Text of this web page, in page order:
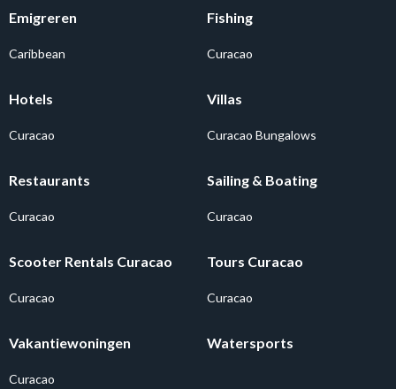
Emigreren
Caribbean
Fishing
Curacao
Hotels
Curacao
Villas
Curacao Bungalows
Restaurants
Curacao
Sailing & Boating
Curacao
Scooter Rentals Curacao
Curacao
Tours Curacao
Curacao
Vakantiewoningen
Curacao
Watersports